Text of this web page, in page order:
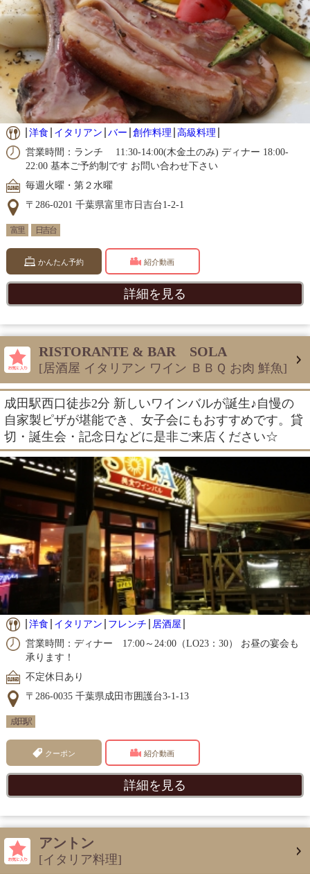
洋食 イタリアン バー 創作料理 高級料理
営業時間：ランチ 11:30-14:00(木金土のみ) ディナー 18:00-
22:00 基本ご予約制です お問い合わせ下さい
毎週火曜・第２水曜
〒286-0201 千葉県富里市日吉台1-2-1
富里 日吉台
かんたん予約 紹介動画
詳細を見る
RISTORANTE & BAR SOLA
[居酒屋 イタリアン ワイン ＢＢＱ お肉 鮮魚]
成田駅西口徒歩2分 新しいワインバルが誕生♪自慢の
自家製ピザが堪能でき、女子会にもおすすめです。貸
切・誕生会・記念日などに是非ご来店ください☆
洋食 イタリアン フレンチ
居酒屋
営業時間：ディナー 17:00～24:00（LO23：30） お昼の宴会も
承ります！
不定休日あり
〒286-0035 千葉県成田市囲護台3-1-13
成田駅
クーポン 紹介動画
詳細を見る
アントン
[イタリア料理]